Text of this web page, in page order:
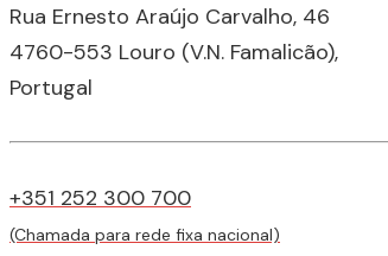
Rua Ernesto Araújo Carvalho, 46
4760-553 Louro (V.N. Famalicão),
Portugal
+351 252 300 700
(Chamada para rede fixa nacional)